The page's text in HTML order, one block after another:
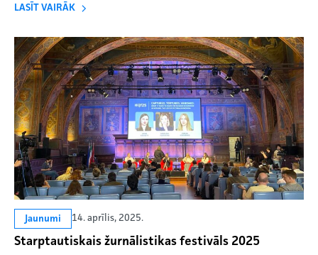
LASĪT VAIRĀK
Jaunumi 14. aprīlis, 2025.
Starptautiskais žurnālistikas festivāls 2025